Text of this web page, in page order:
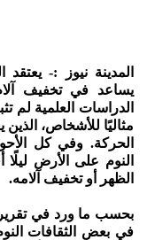
المدينة نيوز :-
يساعد في تخفيف
الدراسات العلمية لم
مثاليًا للأشخاص،
الحركة. وفي كل
النوم على الأرض
الظهر أو تخفيف آلامه.
في بعض الثقافات